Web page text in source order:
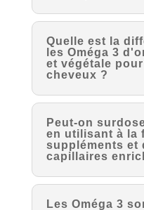
Quelle est la
les Oméga 3
et végétale
cheveux ?
Peut-on
en utilisant à la
suppléments et
capillaires
Les Oméga 3